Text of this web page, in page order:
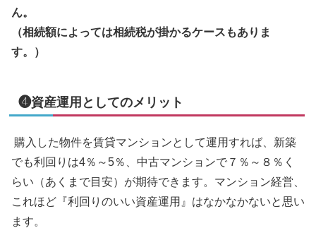
ん。
（相続額によっては相続税が掛かるケースもありま
す。）
❹資産運用としてのメリット
購入した物件を賃貸マンションとして運用すれば、新築
でも利回りは4％～5％、中古マンションで７％～８％く
らい（あくまで目安）が期待できます。マンション経営、
これほど『利回りのいい資産運用』はなかなかないと思い
ます。